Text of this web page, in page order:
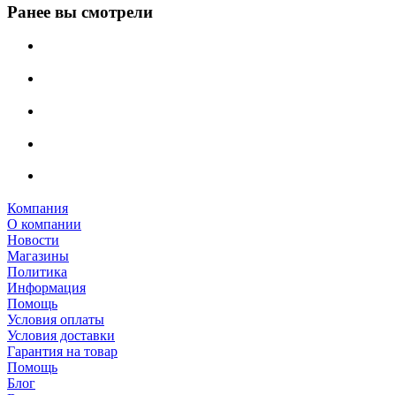
Ранее вы смотрели
Компания
О компании
Новости
Магазины
Политика
Информация
Помощь
Условия оплаты
Условия доставки
Гарантия на товар
Помощь
Блог